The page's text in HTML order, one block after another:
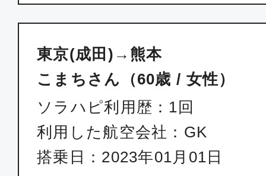
東京(成田)→熊本
こまちさん（60歳 / 女性）
ソラハピ利用歴：1回
利用した航空会社：GK
搭乗日：2023年01月01日